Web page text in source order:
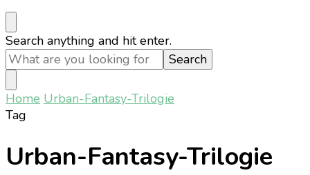
Looking
for
Something?
Search anything and hit enter.
Home Urban-Fantasy-Trilogie
Tag
Urban-Fantasy-Trilogie